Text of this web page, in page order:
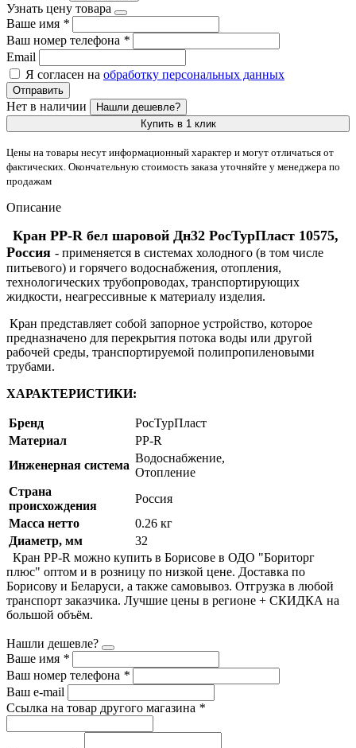
Узнать цену товара
Ваше имя *
Ваш номер телефона *
Email
Я согласен на обработку персональных данных
Отправить
Нет в наличии
Нашли дешевле?
Купить в 1 клик
Цены на товары несут информационный характер и могут отличаться от
фактических. Окончательную стоимость заказа уточняйте у менеджера по
продажам
Описание
Кран PP-R бел шаровой Дн32 РосТурПласт 10575,
Россия - применяется в системах холодного (в том числе
питьевого) и горячего водоснабжения, отопления,
технологических трубопроводах, транспортирующих
жидкости, неагрессивные к материалу изделия.
Кран представляет собой запорное устройство, которое
предназначено для перекрытия потока воды или другой
рабочей среды, транспортируемой полипропиленовыми
трубами.
ХАРАКТЕРИСТИКИ:
Бренд
РосТурПласт
Материал
PP-R
Инженерная система
Водоснабжение,
Отопление
Страна
происхождения
Россия
Масса нетто
0.26 кг
Диаметр, мм
32
Кран PP-R можно купить в Борисове в ОДО "Бориторг
плюс" оптом и в розницу по низкой цене. Доставка по
Борисову и Беларуси, а также самовывоз. Отгрузка в любой
транспорт заказчика. Лучшие цены в регионе + СКИДКА на
большой объём.
Нашли дешевле?
Ваше имя *
Ваш номер телефона *
Ваш e-mail
Ссылка на товар другого магазина *